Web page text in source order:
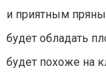
и приятным
будет обладать
будет похоже на